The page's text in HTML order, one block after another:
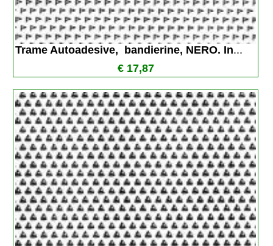
Trame Autoadesive,  bandierine, NERO. In...
€ 17,87